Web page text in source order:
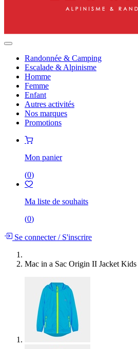
Randonnée & Camping
Escalade & Alpinisme
Homme
Femme
Enfant
Autres activités
Nos marques
Promotions
Mon panier
(0)
Ma liste de souhaits
(0)
Se connecter/S'inscrire
Mac in a Sac Origin II Jacket